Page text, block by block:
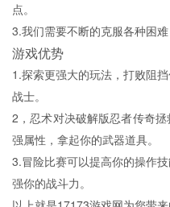
点。
3.我们需要不断的克服各种困
游戏优势
1.探索更强大的玩法，打败阻
战士。
2，忍术对决破解版忍者传奇
强属性，拿起你的武器道具。
3.冒险比赛可以提高你的操作
强你的战斗力。